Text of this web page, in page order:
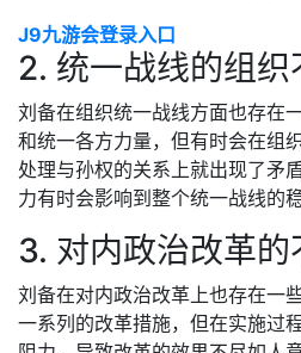
J9九游会登录入口
2. 统一战线的组织
刘备在组织统一战线方面也存在
和统一各方力量，但有时会在组
处理与孙权的关系上就出现了矛
力有时会影响到整个统一战线的
3. 对内政治改革的
刘备在对内政治改革上也存在一
一系列的改革措施，但在实施过